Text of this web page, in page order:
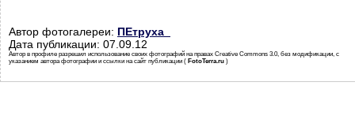
Автор фотогалереи: ПЕтруха_
Дата публикации: 07.09.12
Автор в профиле разрешил использование своих фотографий на правах Creative Commons 3.0, без модификации, с
указанием автора фотографии и ссылки на сайт публикации ( FotoTerra.ru )